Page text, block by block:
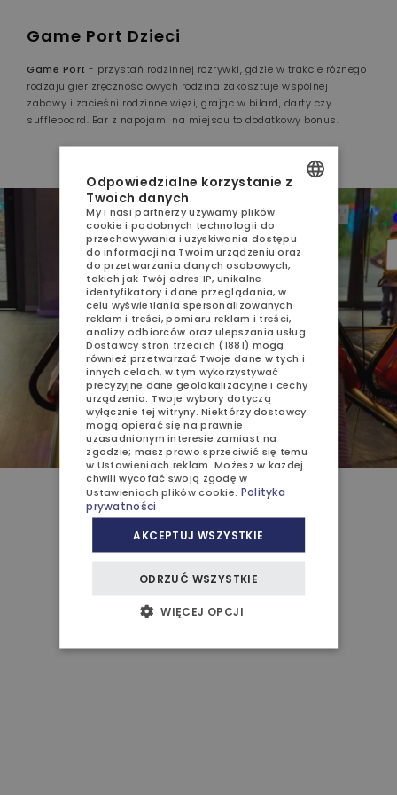
Game Port Dzieci
Game Port - przystań rodzinnej rozrywki, gdzie w trakcie różnego
rodzaju gier zręcznościowych rodzina zakosztuje wspólnej
zabawy i zacieśni rodzinne więzi, grając w bilard, darty czy
suffleboard. Bar z napojami na miejscu to dodatkowy bonus.
POLISH
ENGLISH
GERMAN
CZECH
Odpowiedzialne korzystanie z
Twoich danych
My i nasi partnerzy używamy plików
cookie i podobnych technologii do
przechowywania i uzyskiwania dostępu
do informacji na Twoim urządzeniu oraz
do przetwarzania danych osobowych,
takich jak Twój adres IP, unikalne
identyfikatory i dane przeglądania, w
celu wyświetlania spersonalizowanych
reklam i treści, pomiaru reklam i treści,
analizy odbiorców oraz ulepszania usług.
Dostawcy stron trzecich (1881) mogą
również przetwarzać Twoje dane w tych i
innych celach, w tym wykorzystywać
precyzyjne dane geolokalizacyjne i cechy
urządzenia. Twoje wybory dotyczą
wyłącznie tej witryny. Niektórzy dostawcy
mogą opierać się na prawnie
uzasadnionym interesie zamiast na
zgodzie; masz prawo sprzeciwić się temu
w Ustawieniach reklam. Możesz w każdej
chwili wycofać swoją zgodę w
Ustawieniach plików cookie. Polityka
prywatności
AKCEPTUJ WSZYSTKIE
ODRZUĆ WSZYSTKIE
WIĘCEJ OPCJI